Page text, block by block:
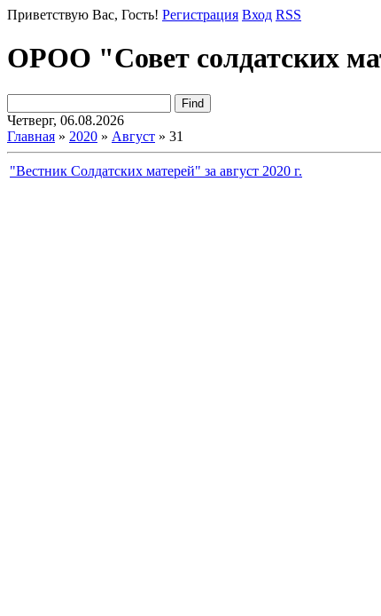
Приветствую Вас, Гость! Регистрация Вход RSS
ОРОО "Совет солдатских
Четверг, 06.08.2026
Главная » 2020 » Август » 31
"Вестник Солдатских матерей" за август 2020 г.